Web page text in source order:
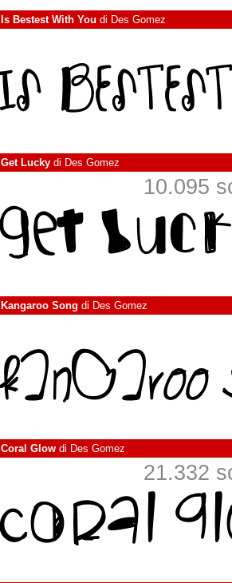
Is Bestest With You di Des Gomez
Get Lucky di Des Gomez
10.095
Kangaroo Song di Des Gomez
Coral Glow di Des Gomez
21.332